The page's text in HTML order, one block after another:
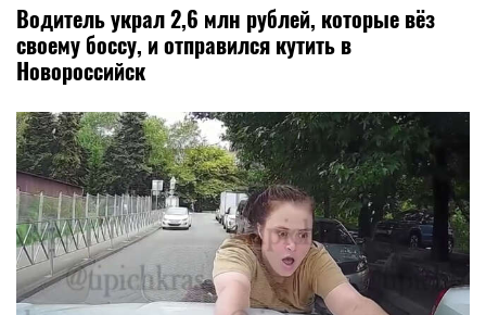
Водитель украл 2,6 млн рублей, которые вёз
своему боссу, и отправился кутить в
Новороссийск